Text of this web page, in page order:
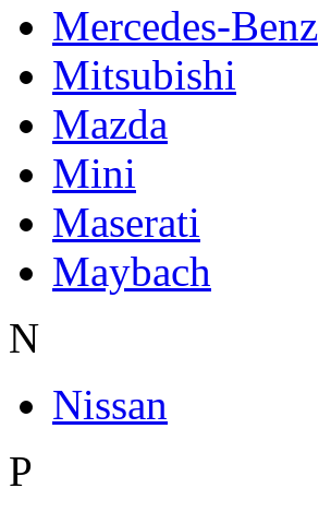
Mercedes-Benz
Mitsubishi
Mazda
Mini
Maserati
Maybach
N
Nissan
P